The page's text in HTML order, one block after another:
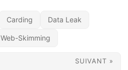
Carding Data Leak
Web-Skimming
SUIVANT »